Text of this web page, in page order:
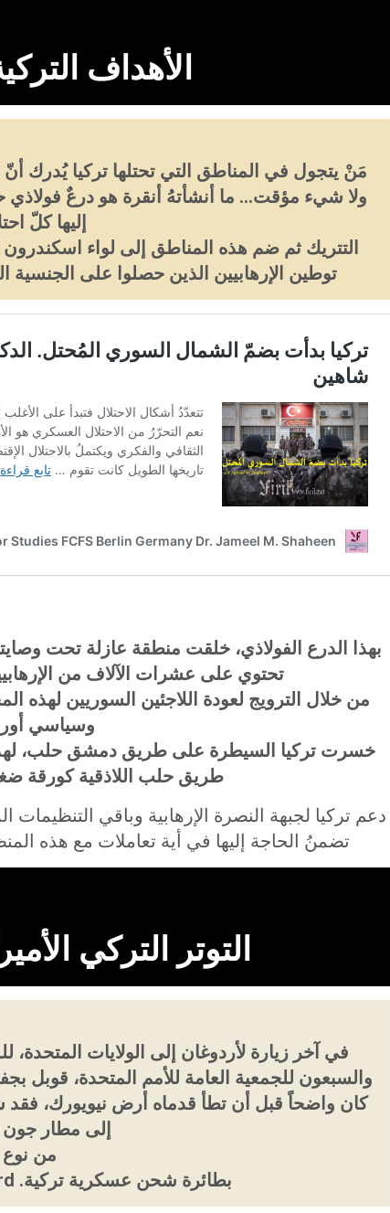
الأهداف
مَنْ يتجول في المناطق التي تحتلها تركيا يُدرك
ولا شيء مؤقت… ما أنشأتهُ أنقرة هو درعٌ
إليها كلّ
التتريك ثم ضم هذه المناطق إلى لواء
توطين الإرهابيين الذين حصلوا على الجنسية
بهذا الدرع الفولاذي، خلقت منطقة عازلة تحت
تحتوي على عشرات الآلاف من
من خلال الترويج لعودة اللاجئين السوريين لهذه
وسياسي
خسرت تركيا السيطرة على طريق دمشق حلب، لهذا
طريق حلب اللاذقية كورقة
دعم تركيا لجبهة النصرة الإرهابية وباقي التنظيمات
تضمنُ الحاجة إليها في أية تعاملات مع هذه
التوتر التركي
في آخر زيارة لأردوغان إلى الولايات
والسبعون للجمعية العامة للأمم المتحدة، قوبل
كان واضحاً قبل أن تطأ قدماه أرض نيويورك،
إلى مطار جون
من نوع
بطائرة شحن عسكرية تركية. Mercedes S600 Guard